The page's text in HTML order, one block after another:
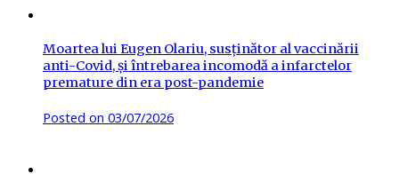
Moartea lui Eugen Olariu, susținător al vaccinării
anti-Covid, și întrebarea incomodă a infarctelor
premature din era post-pandemie
Posted on 03/07/2026